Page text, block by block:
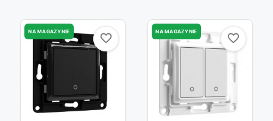
NA MAGAZYNIE
favorite_border
favorite_border
NA MAGAZYNIE
favorite_border
favorite_border